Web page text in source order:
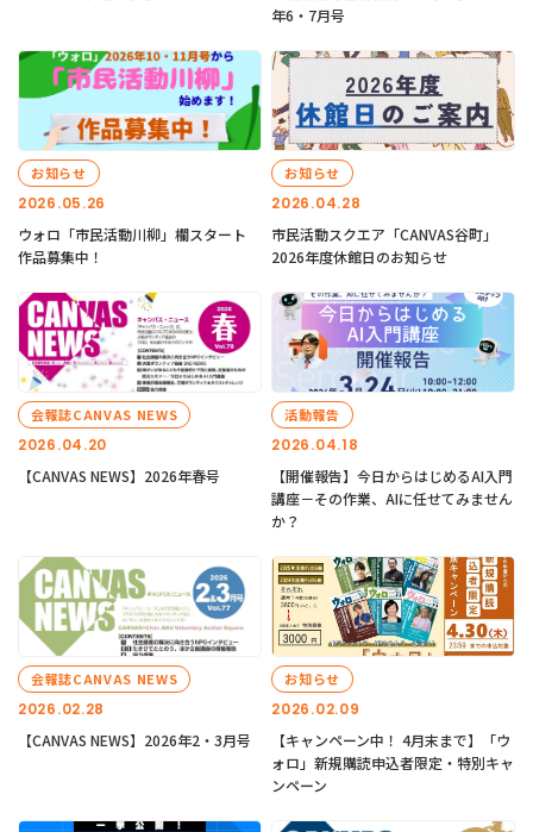
年6・7月号
2026.05.26
お知らせ
ウォロ「市民活動川柳」欄スタート
作品募集中！
2026.04.28
お知らせ
市民活動スクエア「CANVAS谷町」
2026年度休館日のお知らせ
2026.04.20
会報誌CANVAS NEWS
【CANVAS NEWS】2026年春号
2026.04.18
活動報告
【開催報告】今日からはじめるAI入門
講座－その作業、AIに任せてみません
か？
2026.02.28
会報誌CANVAS NEWS
【CANVAS NEWS】2026年2・3月号
2026.02.09
お知らせ
【キャンペーン中！ 4月末まで】「ウ
ォロ」新規購読申込者限定・特別キャ
ンペーン